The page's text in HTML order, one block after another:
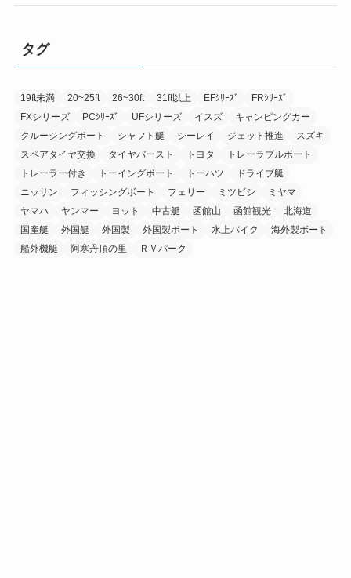
タグ
19ft未満 20~25ft 26~30ft 31ft以上 EFｼﾘｰｽﾞ
FRｼﾘｰｽﾞ
FXシリーズ
PCｼﾘｰｽﾞ UFシリーズ イスズ
キャンピングカー
クルージングボート
シャフト艇 シーレイ ジェット推進
スズキ
スペアタイヤ交換
タイヤバースト トヨタ
トレーラブルボート
トレーラー付き
トーイングボート トーハツ
ドライブ艇
ニッサン
フィッシングボート フェリー ミツビシ
ミヤマ
ヤマハ
ヤンマー ヨット 中古艇 函館山 函館観光
北海道
国産艇
外国艇 外国製 外国製ボート 水上バイク
海外製ボート
船外機艇
阿寒丹頂の里 ＲＶパーク